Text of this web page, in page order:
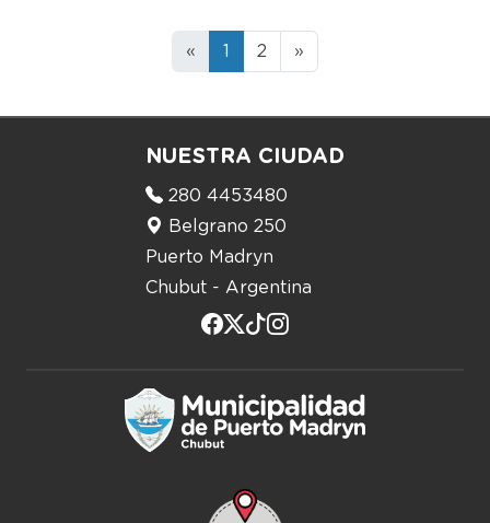
« 1 2 »
NUESTRA CIUDAD
280 4453480
Belgrano 250
Puerto Madryn
Chubut - Argentina